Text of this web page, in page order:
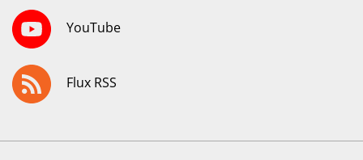
YouTube
Flux RSS